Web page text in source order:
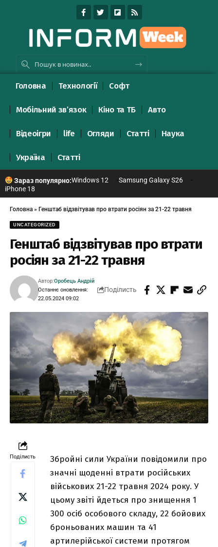
Головна Технології Софт
Мобільний зв’язок Кіно та ТБ Авто
Відеоігри life Огляди Статті Наука
Україна Статті
Зараз популярно:Windows 12
Samsung Galaxy S26
iPhone 18
Головна » Генштаб відзвітував про втрати росіян за 21-22 травня
UNCATEGORIZED
Генштаб відзвітував про втрати
росіян за 21-22 травня
Останнє оновлення:
22.05.2024 09:02
Автор:Оробець Андрій
Поділисть
Поділисть
Збройні сили України повідомили про
значні щоденні втрати російських
військових 21-22 травня 2024 року. У
цьому звіті йдеться про знищення 1
300 осіб особового складу, 22 бойових
броньованих машин та 41
артилерійської системи протягом